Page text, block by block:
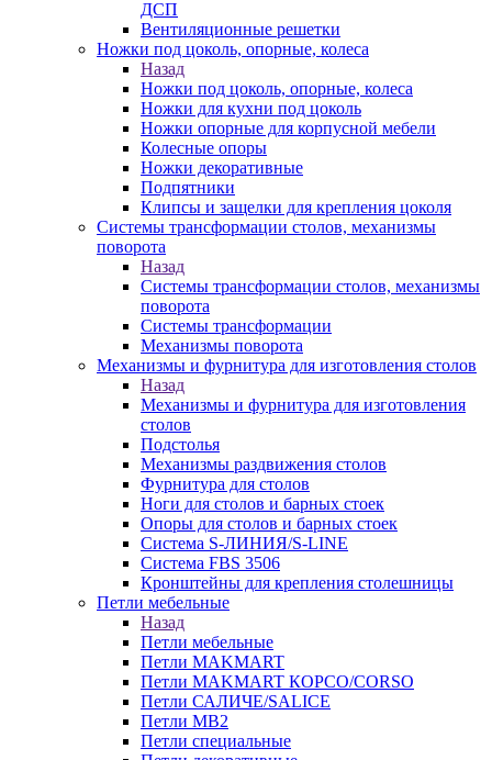
ДСП
Вентиляционные решетки
Ножки под цоколь, опорные, колеса
Назад
Ножки под цоколь, опорные, колеса
Ножки для кухни под цоколь
Ножки опорные для корпусной мебели
Колесные опоры
Ножки декоративные
Подпятники
Клипсы и защелки для крепления цоколя
Системы трансформации столов, механизмы
поворота
Назад
Системы трансформации столов, механизмы
поворота
Системы трансформации
Механизмы поворота
Механизмы и фурнитура для изготовления столов
Назад
Механизмы и фурнитура для изготовления
столов
Подстолья
Механизмы раздвижения столов
Фурнитура для столов
Ноги для столов и барных стоек
Опоры для столов и барных стоек
Система S-ЛИНИЯ/S-LINE
Система FBS 3506
Кронштейны для крепления столешницы
Петли мебельные
Назад
Петли мебельные
Петли MAKMART
Петли MAKMART КОРСО/CORSO
Петли САЛИЧЕ/SALICE
Петли MB2
Петли специальные